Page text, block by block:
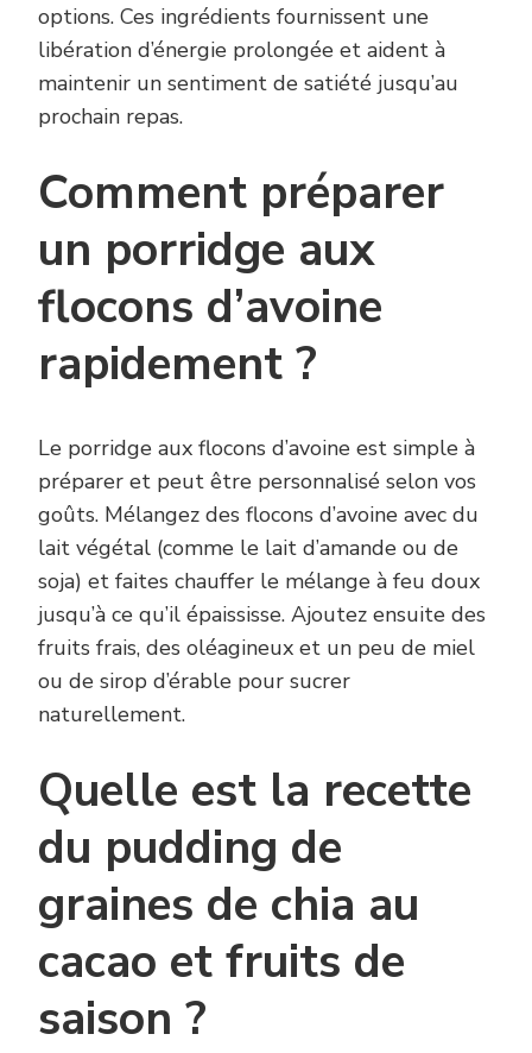
options. Ces ingrédients fournissent une
libération d’énergie prolongée et aident à
maintenir un sentiment de satiété jusqu’au
prochain repas.
Comment préparer
un porridge aux
flocons d’avoine
rapidement ?
Le porridge aux flocons d’avoine est simple à
préparer et peut être personnalisé selon vos
goûts. Mélangez des flocons d’avoine avec du
lait végétal (comme le lait d’amande ou de
soja) et faites chauffer le mélange à feu doux
jusqu’à ce qu’il épaississe. Ajoutez ensuite des
fruits frais, des oléagineux et un peu de miel
ou de sirop d’érable pour sucrer
naturellement.
Quelle est la recette
du pudding de
graines de chia au
cacao et fruits de
saison ?